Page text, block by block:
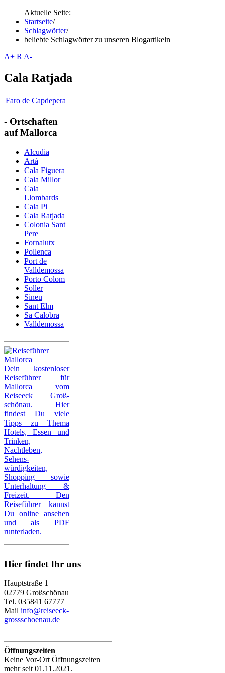
Aktuelle Seite:
Startseite/
Schlagwörter/
beliebte Schlagwörter zu unseren Blogartikeln
A+ R A-
Cala Ratjada
Faro de Capdepera
- Ortschaften
auf Mallorca
Alcudia
Artá
Cala Figuera
Cala Millor
Cala
Llombards
Cala Pi
Cala Ratjada
Colonia Sant
Pere
Fornalutx
Pollenca
Port de
Valldemossa
Porto Colom
Soller
Sineu
Sant Elm
Sa Calobra
Valldemossa
Dein kostenloser
Reiseführer für
Mallorca vom
Reiseeck Groß-
schönau. Hier
findest Du viele
Tipps zu Thema
Hotels, Essen und
Trinken,
Nachtleben,
Sehens-
würdigkeiten,
Shopping sowie
Unterhaltung &
Freizeit. Den
Reiseführer kannst
Du online ansehen
und als PDF
runterladen.
Hier findet Ihr uns
Hauptstraße 1
02779 Großschönau
Tel. 035841 67777
Mail info@reiseeck-
grossschoenau.de
Öffnungszeiten
Keine Vor-Ort Öffnungszeiten
mehr seit 01.11.2021.